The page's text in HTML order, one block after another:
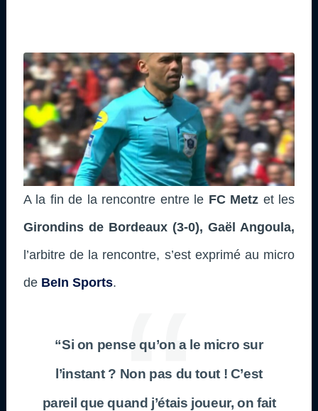
A la fin de la rencontre entre le FC Metz et les
Girondins de Bordeaux (3-0), Gaël Angoula,
l’arbitre de la rencontre, s’est exprimé au micro
de BeIn Sports.
“Si on pense qu’on a le micro sur
l’instant ? Non pas du tout ! C’est
pareil que quand j’étais joueur, on fait